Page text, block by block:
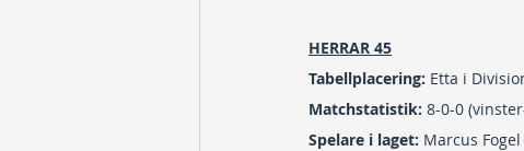
HERRAR 45
Tabellplacering: Etta i
Matchstatistik: 8-0-0
Spelare i laget: Marcus